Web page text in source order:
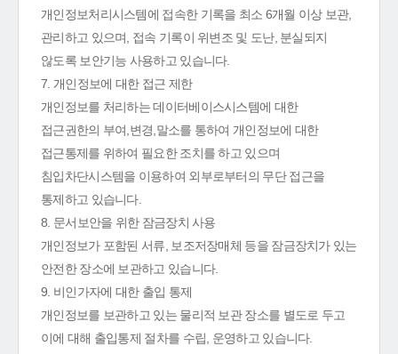
개인정보처리시스템에 접속한 기록을 최소 6개월 이상 보관,
관리하고 있으며, 접속 기록이 위변조 및 도난, 분실되지
않도록 보안기능 사용하고 있습니다.
7. 개인정보에 대한 접근 제한
개인정보를 처리하는 데이터베이스시스템에 대한
접근권한의 부여,변경,말소를 통하여 개인정보에 대한
접근통제를 위하여 필요한 조치를 하고 있으며
침입차단시스템을 이용하여 외부로부터의 무단 접근을
통제하고 있습니다.
8. 문서보안을 위한 잠금장치 사용
개인정보가 포함된 서류, 보조저장매체 등을 잠금장치가 있는
안전한 장소에 보관하고 있습니다.
9. 비인가자에 대한 출입 통제
개인정보를 보관하고 있는 물리적 보관 장소를 별도로 두고
이에 대해 출입통제 절차를 수립, 운영하고 있습니다.